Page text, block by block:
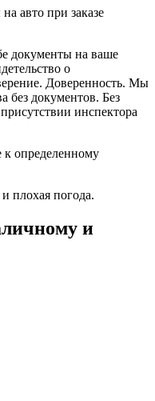
авто при заказе
документы на ваше
о
Доверенность. Мы
без документов. Без
инспектора
к определенному
плохая погода.
и